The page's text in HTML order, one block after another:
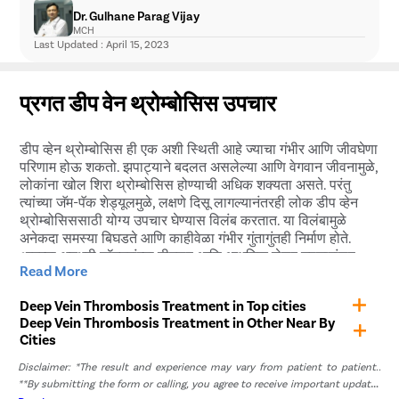
परिसराच्या सभोवतालचा रंग मंदावणे
अत्यंत क्रॅम्पिंग किंवा धडधडणे
Dr. Gulhane Parag Vijay
MCH
Last Updated : April 15, 2023
प्रगत डीप वेन थ्रोम्बोसिस उपचार
डीप व्हेन थ्रोम्बोसिस ही एक अशी स्थिती आहे ज्याचा गंभीर आणि जीवघेणा
परिणाम होऊ शकतो. झपाट्याने बदलत असलेल्या आणि वेगवान जीवनामुळे,
लोकांना खोल शिरा थ्रोम्बोसिस होण्याची अधिक शक्यता असते. परंतु
त्यांच्या जॅम-पॅक शेड्यूलमुळे, लक्षणे दिसू लागल्यानंतरही लोक डीप व्हेन
थ्रोम्बोसिससाठी योग्य उपचार घेण्यास विलंब करतात. या विलंबामुळे
अनेकदा समस्या बिघडते आणि काहीवेळा गंभीर गुंतागुंतही निर्माण होते.
आमच्या अनुभवी डॉक्टरांच्या टीमसह आणि आधुनिक लेसर उपचारांसह,
तुम्ही काही वेळातच डीप व्हेन थ्रोम्बोसिसला अलविदा म्हणू शकता. आणि
करावा लागणार नाही. डीप व्हेन थ्रोम्बोसिससाठी तुम्हाला सर्वोत्तम उपचार
मिळू शकतात.
प्रिस्टिन केअरमध्ये डीप वेन थ्रोम्बोसिससाठी
लेझर उपचार
Read More
Deep Vein Thrombosis Treatment in Top cities
Deep Vein Thrombosis Treatment in Other Near By
Cities
Disclaimer: *The result and experience may vary from patient to patient..
**By submitting the form or calling, you agree to receive important updates